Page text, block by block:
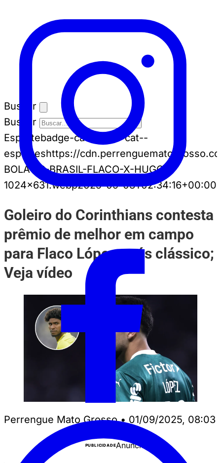
Buscar
Buscar
Esportebadge-cat badge-cat--
esporteshttps://
BOLAVIP-BRASIL-FLACO-X-HUGO-
1024x631.webp2025-09-03T02:34:16+00:00
Goleiro do Corinthians contesta
prêmio de melhor em campo
para Flaco López após clássico;
Veja vídeo
Perrengue Mato Grosso • 01/09/2025, 08:03
PUBLICIDADEAnuncie